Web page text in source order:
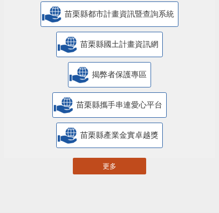
苗栗縣都市計畫資訊暨查詢系統
苗栗縣國土計畫資訊網
揭弊者保護專區
苗栗縣攜手串連愛心平台
苗栗縣產業金實卓越獎
更多